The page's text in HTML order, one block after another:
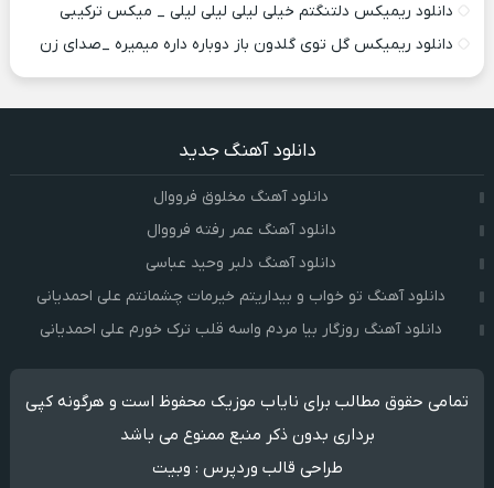
دانلود ریمیکس دلتنگتم خیلی لیلی لیلی لیلی _ میکس ترکیبی
دانلود ریمیکس گل توی گلدون باز دوباره داره میمیره _صدای زن
دانلود آهنگ جدید
دانلود آهنگ مخلوق فرووال
دانلود آهنگ عمر رفته فرووال
دانلود آهنگ دلبر وحید عباسی
دانلود آهنگ تو خواب و بیداریتم خیرمات چشمانتم علی احمدیانی
دانلود آهنگ روزگار بیا مردم واسه قلب ترک خورم علی احمدیانی
تمامی حقوق مطالب برای نایاب موزیک محفوظ است و هرگونه کپی
برداری بدون ذکر منبع ممنوع می باشد
طراحی قالب وردپرس : وبیت